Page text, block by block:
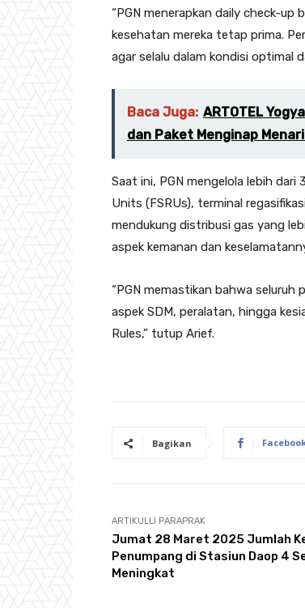
“PGN menerapkan daily check-
kesehatan mereka tetap prima.
agar selalu dalam kondisi optimal
Baca Juga: ARTOTEL
dan Paket Menginap
Saat ini, PGN mengelola lebih
Units (FSRUs), terminal
mendukung distribusi gas yang
aspek kemanan dan
“PGN memastikan bahwa seluruh
aspek SDM, peralatan, hingga
Rules,” tutup Arief.
Bagikan
ARTIKULLI PARAPRAK
Jumat 28 Maret 2025 Jumlah
Penumpang di Stasiun Daop 4
Meningkat